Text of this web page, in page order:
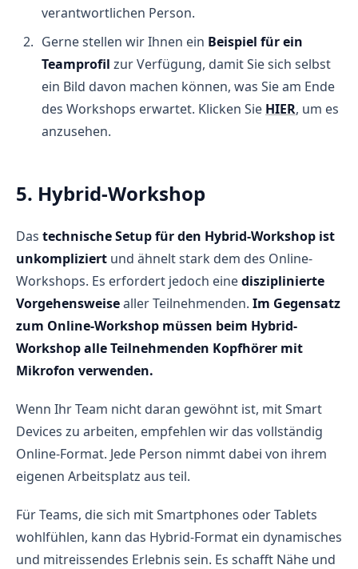
verantwortlichen Person.
Gerne stellen wir Ihnen ein Beispiel für ein
Teamprofil zur Verfügung, damit Sie sich selbst
ein Bild davon machen können, was Sie am Ende
des Workshops erwartet. Klicken Sie HIER, um es
anzusehen.
5. Hybrid-Workshop
Das technische Setup für den Hybrid-Workshop ist
unkompliziert und ähnelt stark dem des Online-
Workshops. Es erfordert jedoch einedisziplinierte
Vorgehensweisealler Teilnehmenden. Im Gegensatz
zum Online-Workshop müssen beim Hybrid-
Workshop alle Teilnehmenden Kopfhörer mit
Mikrofon verwenden.
Wenn Ihr Team nicht daran gewöhnt ist, mit Smart
Devices zu arbeiten, empfehlen wir das vollständig
Online-Format. Jede Person nimmt dabei von ihrem
eigenen Arbeitsplatz aus teil.
Für Teams, die sich mit Smartphones oder Tablets
wohlfühlen, kann das Hybrid-Format ein dynamisches
und mitreissendes Erlebnis sein. Es schafft Nähe und